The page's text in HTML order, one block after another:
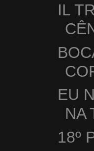
IL
EU
NA
18º